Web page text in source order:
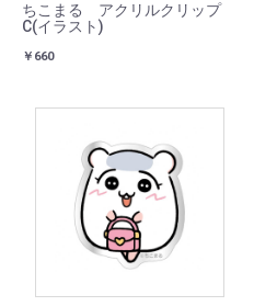
ちこまる アクリルクリップ
C(イラスト)
￥660